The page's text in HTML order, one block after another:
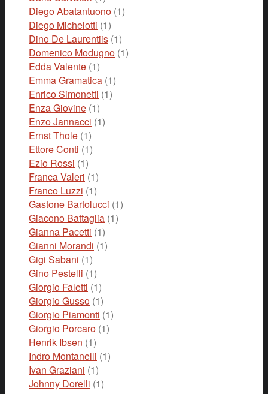
Diego Abatantuono (1)
Diego Michelotti (1)
Dino De Laurentiis (1)
Domenico Modugno (1)
Edda Valente (1)
Emma Gramatica (1)
Enrico Simonetti (1)
Enza Giovine (1)
Enzo Jannacci (1)
Ernst Thole (1)
Ettore Conti (1)
Ezio Rossi (1)
Franca Valeri (1)
Franco Luzzi (1)
Gastone Bartolucci (1)
Giacono Battaglia (1)
Gianna Pacetti (1)
Gianni Morandi (1)
Gigi Sabani (1)
Gino Pestelli (1)
Giorgio Faletti (1)
Giorgio Gusso (1)
Giorgio Piamonti (1)
Giorgio Porcaro (1)
Henrik Ibsen (1)
Indro Montanelli (1)
Ivan Graziani (1)
Johnny Dorelli (1)